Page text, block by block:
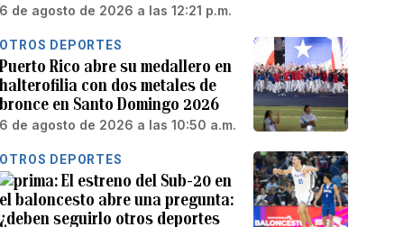
6 de agosto de 2026 a las 12:21 p.m.
OTROS DEPORTES
Puerto Rico abre su medallero en
halterofilia con dos metales de
bronce en Santo Domingo 2026
6 de agosto de 2026 a las 10:50 a.m.
OTROS DEPORTES
El estreno del Sub-20 en
el baloncesto abre una pregunta:
¿deben seguirlo otros deportes